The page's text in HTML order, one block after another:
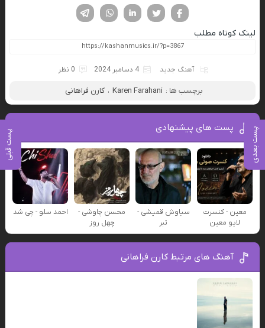
پست بعدی پست قبلی
لینکدین تویتر
فیسوک
لینک کوتاه مطلب
آهنگ جدید 4 دسامبر 2024 0 نظر
برچسب ها : Karen Farahani ، کارن فراهانی
پست های پیشنهادی
معین - کنسرت
لایو معین
سیاوش قمیشی -
تبر
محسن چاوشی -
چهل روز
احمد سلو - چی شد
آهنگ های مرتبط کارن فراهانی